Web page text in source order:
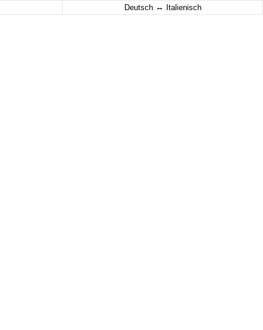
Deutsch ↔ Italienisch